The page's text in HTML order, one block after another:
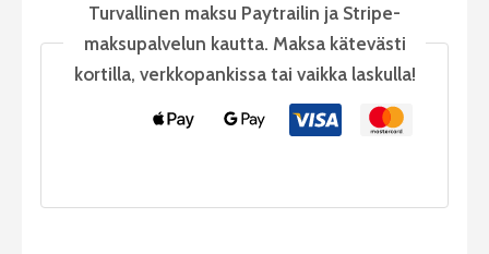
Turvallinen maksu Paytrailin ja Stripe-
maksupalvelun kautta. Maksa kätevästi
kortilla, verkkopankissa tai vaikka laskulla!